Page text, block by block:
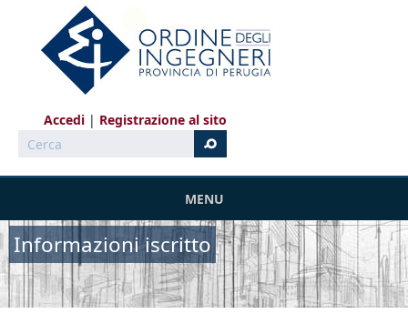
Salta al contenuto principale
Accedi
Registrazione al sito
Cerca
MENU
Informazioni iscritto